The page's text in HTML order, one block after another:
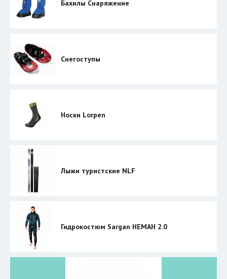
Бахилы Снаряжение
Снегоступы
Носки Lorpen
Лыжи туристские NLF
Гидрокостюм Sargan НЕМАН 2.0